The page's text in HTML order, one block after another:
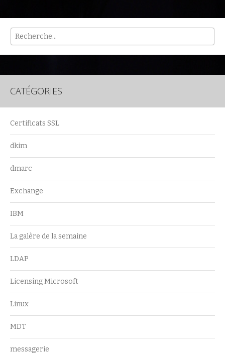
Rech
CATÉGORIES
Certificats SSL
dkim
dmarc
Exchange
IBM
La galère de la semaine
LDAP
Licensing Microsoft
Linux
MDT
messagerie